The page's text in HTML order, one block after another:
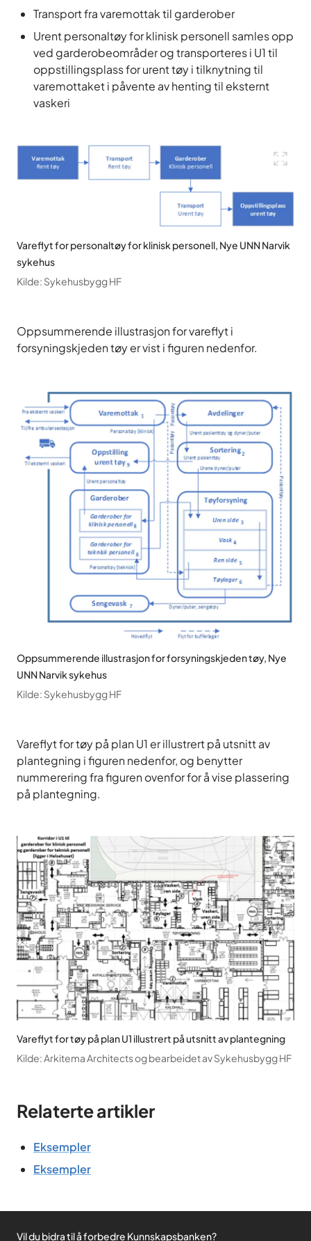
Transport fra varemottak til garderober
Urent personaltøy for klinisk personell samles opp
ved garderobeområder og transporteres i U1 til
oppstillingsplass for urent tøy i tilknytning til
varemottaket i påvente av henting til eksternt
vaskeri
Vareflyt for personaltøy for klinisk personell, Nye UNN Narvik
sykehus
Kilde: Sykehusbygg HF
Oppsummerende illustrasjon for vareflyt i
forsyningskjeden tøy er vist i figuren nedenfor.
Oppsummerende illustrasjon for forsyningskjeden tøy, Nye
UNN Narvik sykehus
Kilde: Sykehusbygg HF
Vareflyt for tøy på plan U1 er illustrert på utsnitt av
plantegning i figuren nedenfor, og benytter
nummerering fra figuren ovenfor for å vise plassering
på plantegning.
Vareflyt for tøy på plan U1 illustrert på utsnitt av plantegning
Kilde:Arkitema Architects og bearbeidet av Sykehusbygg HF
Relaterte artikler
Eksempler
Eksempler
Vil du bidra til å forbedre Kunnskapsbanken?